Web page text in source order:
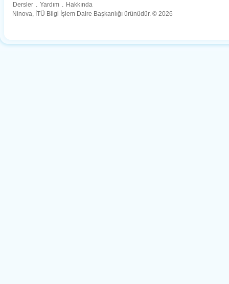
Dersler . Yardım . Hakkında
Ninova, İTÜ Bilgi İşlem Daire Başkanlığı ürünüdür. © 2026